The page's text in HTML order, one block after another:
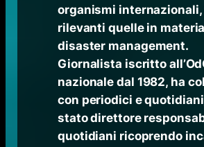
organismi internazionali,
rilevanti quelle in
disaster management.
Giornalista iscritto
nazionale dal 1982, ha
con periodici e
stato direttore
quotidiani ricoprendo